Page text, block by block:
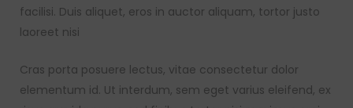
facilisi. Duis aliquet, eros in auctor aliquam, tortor justo
laoreet nisi
Cras porta posuere lectus, vitae consectetur dolor
elementum id. Ut interdum, sem eget varius eleifend, ex